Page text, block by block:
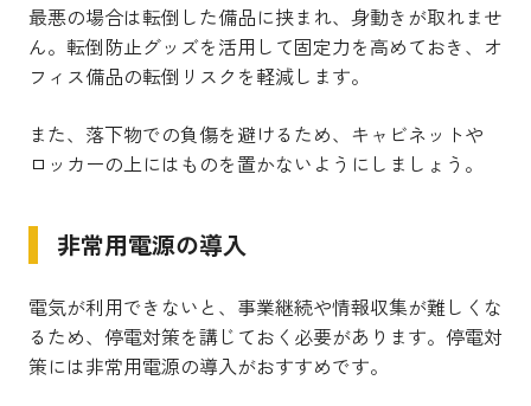
最悪の場合は転倒した備品に挟まれ、身動きが取れませ
ん。転倒防止グッズを活用して固定力を高めておき、オ
フィス備品の転倒リスクを軽減します。
また、落下物での負傷を避けるため、キャビネットや
ロッカーの上にはものを置かないようにしましょう。
非常用電源の導入
電気が利用できないと、事業継続や情報収集が難しくな
るため、停電対策を講じておく必要があります。停電対
策には非常用電源の導入がおすすめです。